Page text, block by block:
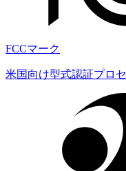
FCCマーク
米国向け型式認証プロ